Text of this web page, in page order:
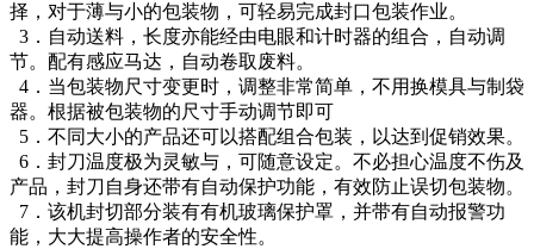
择，对于薄与小的包装物，可轻易完成封口包装作业。
3．自动送料，长度亦能经由电眼和计时器的组合，自动调
节。配有感应马达，自动卷取废料。
4．当包装物尺寸变更时，调整非常简单，不用换模具与制袋
器。根据被包装物的尺寸手动调节即可
5．不同大小的产品还可以搭配组合包装，以达到促销效果。
6．封刀温度极为灵敏与，可随意设定。不必担心温度不伤及
产品，封刀自身还带有自动保护功能，有效防止误切包装物。
7．该机封切部分装有有机玻璃保护罩，并带有自动报警功
能，大大提高操作者的安全性。